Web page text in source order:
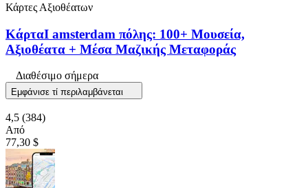
Κάρτες Αξιοθέατων
ΚάρταI amsterdam πόλης: 100+ Μουσεία,
Αξιοθέατα + Μέσα Μαζικής Μεταφοράς
Διαθέσιμο σήμερα
Εμφάνισε τί περιλαμβάνεται
4,5 (384)
Από
77,30 $